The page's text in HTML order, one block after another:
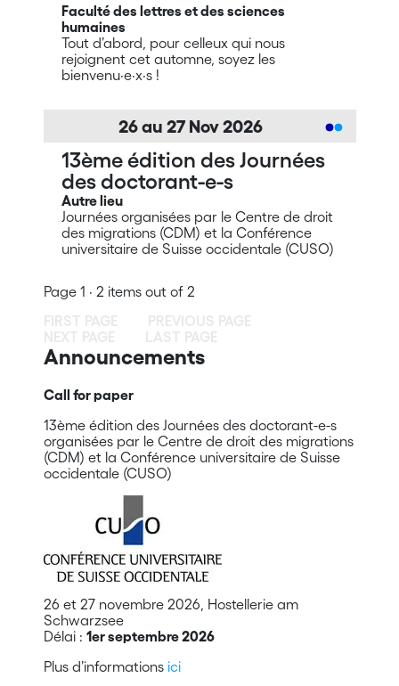
Faculté des lettres et des sciences
humaines
Tout d’abord, pour celleux qui nous
rejoignent cet automne, soyez les
bienvenu·e·x·s !
26au 27 Nov2026
13ème édition des Journées
des doctorant-e-s
Autre lieu
Journées organisées par le Centre de droit
des migrations (CDM) et la Conférence
universitaire de Suisse occidentale (CUSO)
Page 1 · 2 items out of 2
Announcements
Call for paper
13ème édition des Journées des doctorant-e-s
organisées par le Centre de droit des migrations
(CDM) et la Conférence universitaire de Suisse
occidentale (CUSO)
26 et 27 novembre 2026, Hostellerie am
Schwarzsee
Délai : 1er septembre 2026
Plus d’informations ici